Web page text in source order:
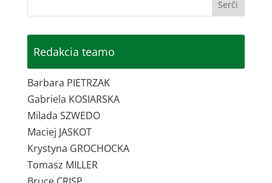
Redakcia teamo
Barbara PIETRZAK
Gabriela KOSIARSKA
Milada SZWEDO
Maciej JASKOT
Krystyna GROCHOCKA
Tomasz MILLER